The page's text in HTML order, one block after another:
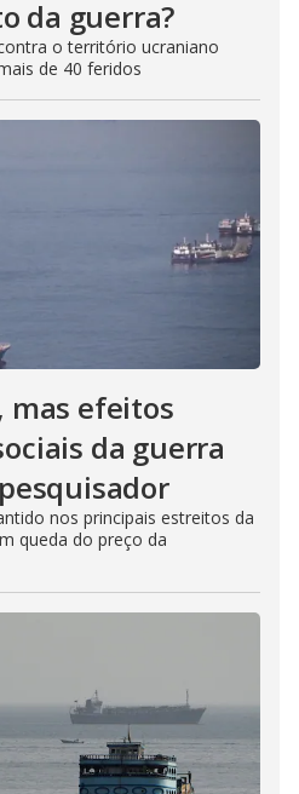
da guerra?
o território ucraniano
de 40 feridos
mas efeitos
da guerra
nos principais estreitos da
queda do preço da